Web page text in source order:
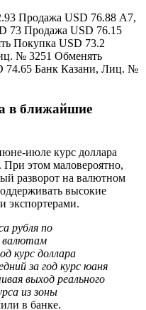
Продажа USD 76.88 А7,
Продажа USD 76.15
Покупка USD 73.2
№ 3251 Обменять
74.65 Банк Казани, Лиц. №
в ближайшие
июле курс доллара
При этом маловероятно,
разворот на валютном
высокие
экспортерами.
рубля по
валютам
курс доллара
за год курс юаня
выход реального
из зоны
в банке.